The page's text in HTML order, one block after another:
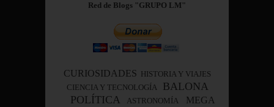
Red de Blogs "GRUPO LM"
CURIOSIDADES HISTORIA Y VIAJES
CIENCIA Y TECNOLOGÍA
BALONA
POLÍTICA
ASTRONOMÍA
MEGA